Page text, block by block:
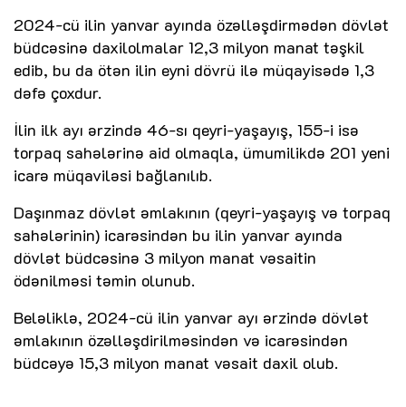
2024-cü ilin yanvar ayında özəlləşdirmədən dövlət
büdcəsinə daxilolmalar 12,3 milyon manat təşkil
edib, bu da ötən ilin eyni dövrü ilə müqayisədə 1,3
dəfə çoxdur.
İlin ilk ayı ərzində 46-sı qeyri-yaşayış, 155-i isə
torpaq sahələrinə aid olmaqla, ümumilikdə 201 yeni
icarə müqaviləsi bağlanılıb.
Daşınmaz dövlət əmlakının (qeyri-yaşayış və torpaq
sahələrinin) icarəsindən bu ilin yanvar ayında
dövlət büdcəsinə 3 milyon manat vəsaitin
ödənilməsi təmin olunub.
Beləliklə, 2024-cü ilin yanvar ayı ərzində dövlət
əmlakının özəlləşdirilməsindən və icarəsindən
büdcəyə 15,3 milyon manat vəsait daxil olub.